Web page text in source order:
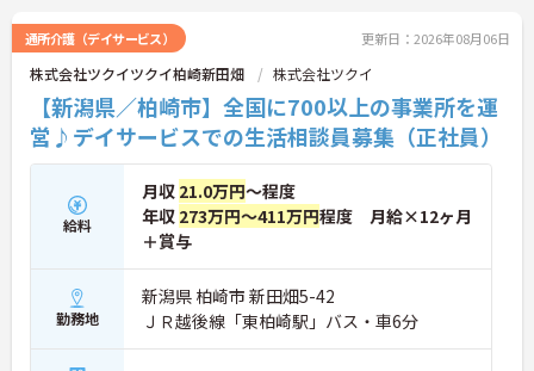
レンジ」など、希望に合わせた多彩なキャリアプラ
ンが用意されています。階層別の研修や資格取得支
援制度があり、働きながらスキルアップが可能で
す。
通所介護（デイサービス） 更新日：2026年08月06日
株式会社ツクイツクイ柏崎新田畑 株式会社ツクイ
【新潟県／柏崎市】全国に700以上の事業所を運
営♪デイサービスでの生活相談員募集（正社員）
給料
月収 21.0万円～程度
年収 273万円～411万円程度 月給×12ヶ月
＋賞与
勤務地
新潟県 柏崎市 新田畑5-42
ＪＲ越後線「東柏崎駅」バス・車6分